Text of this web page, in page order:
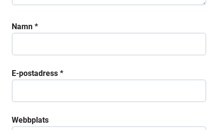
Namn *
E-postadress *
Webbplats